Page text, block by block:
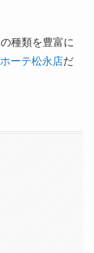
種類を豊富に
ーテ松永店だ